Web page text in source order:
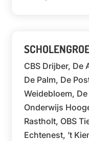
CBS Drijber, De
De Palm, De
Weidebloem,
Onderwijs
Rastholt, OBS
Echtenest, ’t